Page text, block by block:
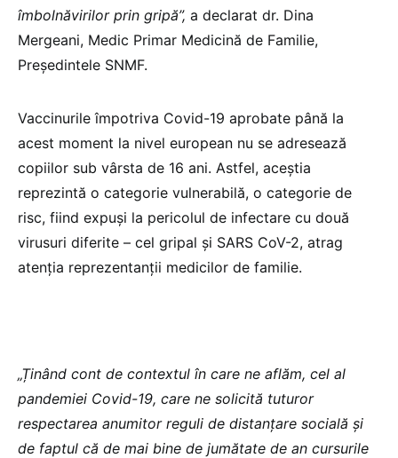
îmbolnăvirilor prin gripă”, a declarat dr. Dina
Mergeani, Medic Primar Medicină de Familie,
Președintele SNMF.
Vaccinurile împotriva Covid-19 aprobate până la
acest moment la nivel european nu se adresează
copiilor sub vârsta de 16 ani. Astfel, aceștia
reprezintă o categorie vulnerabilă, o categorie de
risc, fiind expuși la pericolul de infectare cu două
virusuri diferite – cel gripal și SARS CoV-2, atrag
atenția reprezentanții medicilor de familie.
„Ținând cont de contextul în care ne aflăm, cel al
pandemiei Covid-19, care ne solicită tuturor
respectarea anumitor reguli de distanțare socială și
de faptul că de mai bine de jumătate de an cursurile